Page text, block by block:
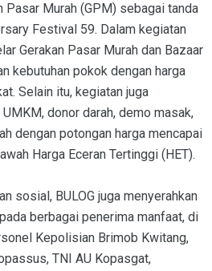
Pasar Murah (GPM) sebagai tanda
Festival 59. Dalam kegiatan
Gerakan Pasar Murah dan Bazaar
kebutuhan pokok dengan harga
Selain itu, kegiatan juga
donor darah, demo masak,
dengan potongan harga mencapai
Harga Eceran Tertinggi (HET).
sosial, BULOG juga menyerahkan
berbagai penerima manfaat, di
Kepolisian Brimob Kwitang,
TNI AU Kopasgat,